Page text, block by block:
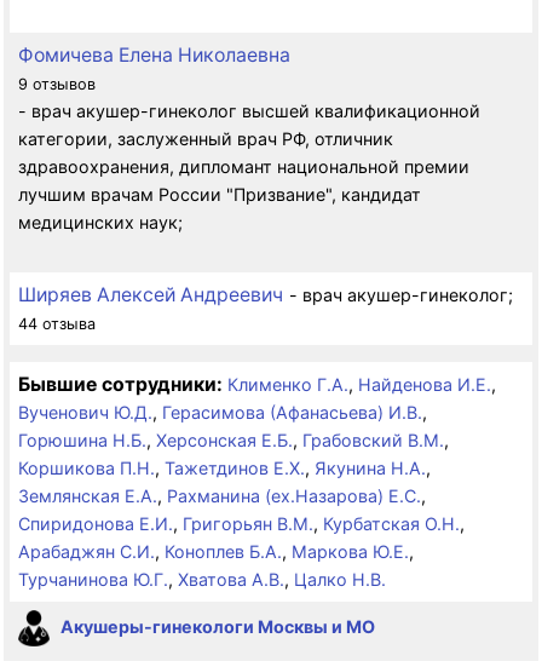
Фомичева Елена Николаевна
9 отзывов
- врач акушер-гинеколог высшей квалификационной
категории, заслуженный врач РФ, отличник
здравоохранения, дипломант национальной премии
лучшим врачам России "Призвание", кандидат
медицинских наук;
Ширяев Алексей Андреевич
44 отзыва
- врач акушер-гинеколог;
Бывшие сотрудники: Клименко Г.А., Найденова И.Е.,
Вученович Ю.Д., Герасимова (Афанасьева) И.В.,
Горюшина Н.Б., Херсонская Е.Б., Грабовский В.М.,
Коршикова П.Н., Тажетдинов Е.Х., Якунина Н.А.,
Землянская Е.А., Рахманина (ex.Назарова) Е.С.,
Спиридонова Е.И., Григорьян В.М., Курбатская О.Н.,
Арабаджян С.И., Коноплев Б.А., Маркова Ю.Е.,
Турчанинова Ю.Г., Хватова А.В., Цалко Н.В.
Акушеры-гинекологи Москвы и МО